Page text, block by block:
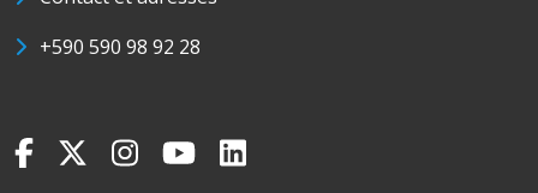
+590 590 98 92 28